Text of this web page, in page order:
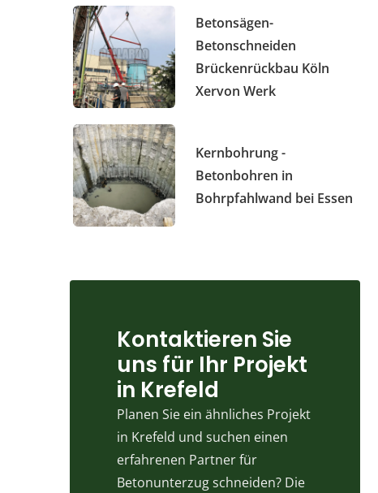
Betonsägen-
Betonschneiden
Brückenrückbau Köln
Xervon Werk
Kernbohrung -
Betonbohren in
Bohrpfahlwand bei Essen
Kontaktieren Sie
uns für Ihr Projekt
in Krefeld
Planen Sie ein ähnliches Projekt
in Krefeld und suchen einen
erfahrenen Partner für
Betonunterzug schneiden? Die